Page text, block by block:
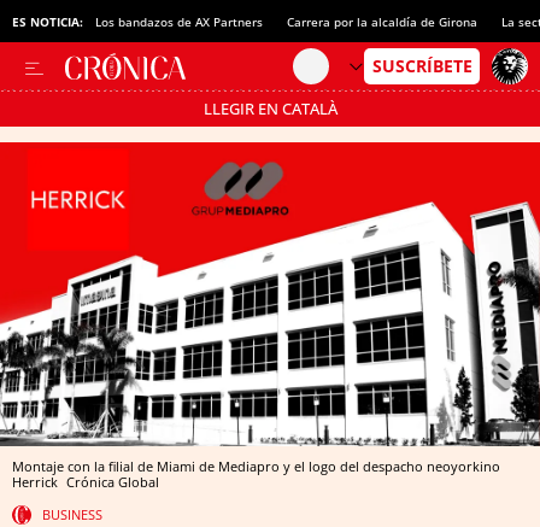
ES NOTICIA: Los bandazos de AX Partners Carrera por la alcaldía de Girona La
LLEGIR EN CATALÀ
Pásate al MODO AHORRO
Montaje con la filial de Miami de Mediapro y el logo del despacho neoyorkino
Herrick Crónica Global
BUSINESS